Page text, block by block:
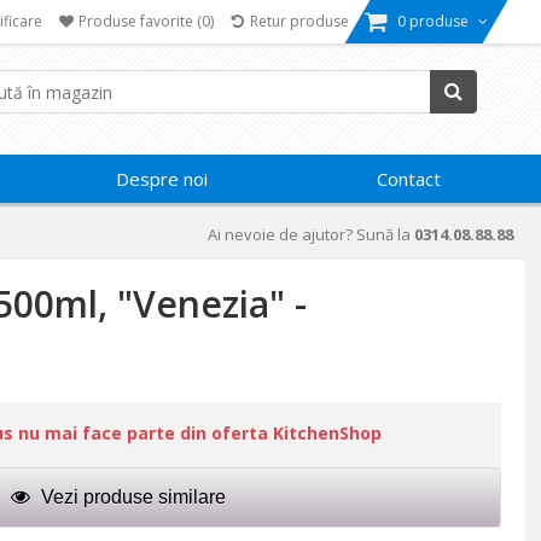
Produse favorite (0) Retur produse 0 produse
Despre noi Contact
Ai nevoie de ajutor? Sună la 0314.08.88.88
"Venezia" -
nu mai face parte din oferta KitchenShop
Vezi produse similare